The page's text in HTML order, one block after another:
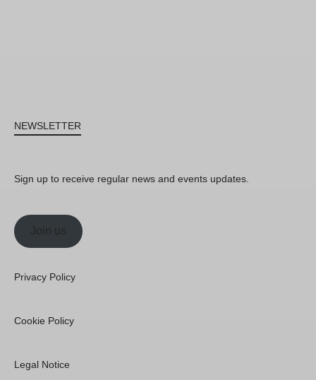
NEWSLETTER
Sign up to receive regular news and events updates.
Join us
Privacy Policy
Cookie Policy
Legal Notice